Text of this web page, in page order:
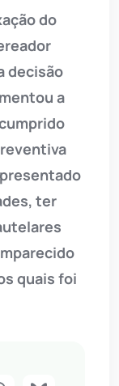
do
decisão
a
ter
quais foi